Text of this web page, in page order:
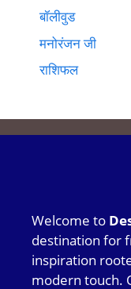
बॉलीवुड
मनोरंजन जी
राशिफल
Welcome to
destination for
inspiration
modern touch.